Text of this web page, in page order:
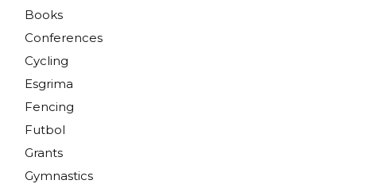
Books
Conferences
Cycling
Esgrima
Fencing
Futbol
Grants
Gymnastics